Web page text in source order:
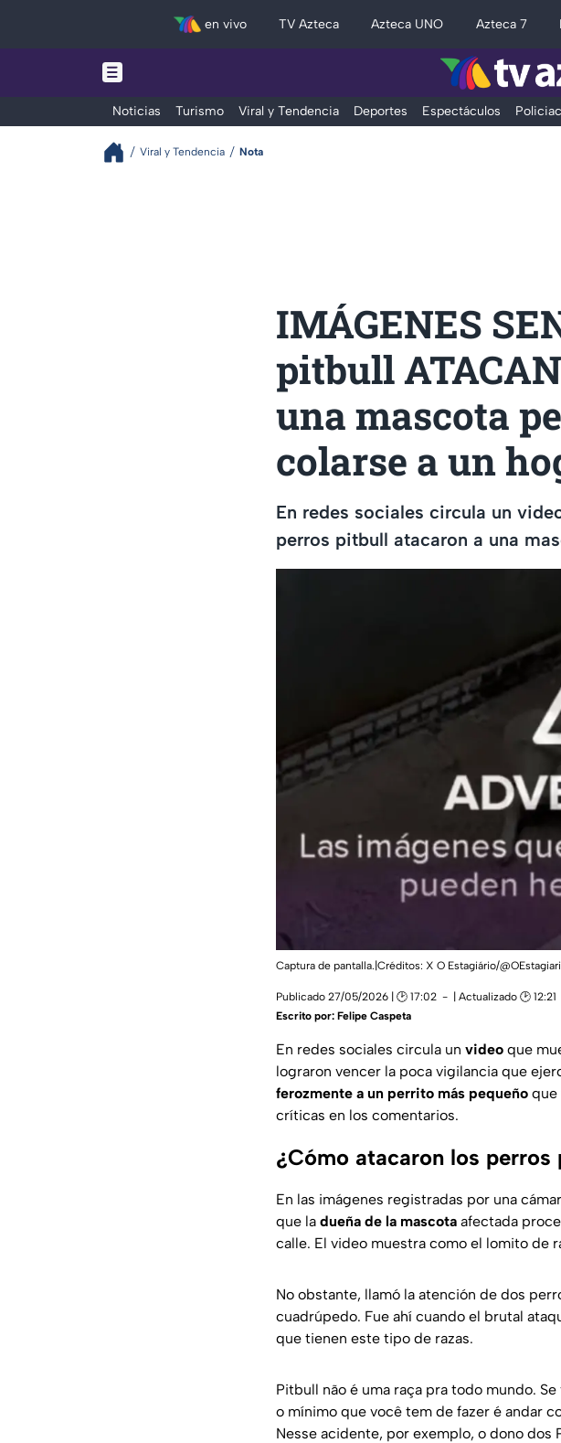
en vivo TV Azteca Azteca UNO Azteca 7
Noticias Turismo Viral y Tendencia Deportes Espectáculos
Viral y Tendencia Nota
IMÁGENES
pitbull
una mascota
colarse a un
En redes sociales circula un
perros pitbull atacaron a una
Captura de pantalla.|Créditos: X O Estagiário/
Publicado 27/05/2026 | 🕑 17:02 | Actualizado 🕑 12:21
Escrito por: Felipe Caspeta
En redes sociales circula un video que
lograron vencer la poca vigilancia que
ferozmente a un perrito más pequeño que
críticas en los comentarios.
¿Cómo atacaron los
En las imágenes registradas por una
que la dueña de la mascota afectada
calle. El video muestra como el lomito de
No obstante, llamó la atención de dos
cuadrúpedo. Fue ahí cuando el brutal
que tienen este tipo de razas.
Pitbull não é uma raça pra todo mundo.
o mínimo que você tem de fazer é andar
Nesse acidente, por exemplo, o dono dos